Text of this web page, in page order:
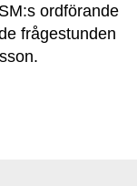
ordförande
frågestunden